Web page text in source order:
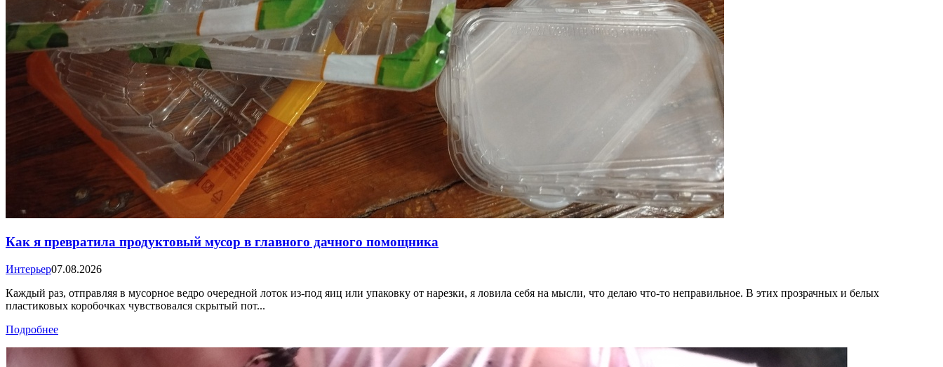
Как я превратила продуктовый мусор в главного дачного помощника
Интерьер07.08.2026
Каждый раз, отправляя в мусорное ведро очередной лоток из-под яиц или упаковку от нарезки, я ловила себя на мысли, что делаю что-то неправильное. В этих прозрачных и белых
пластиковых коробочках чувствовался скрытый пот...
Подробнее